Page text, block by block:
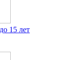
15 лет